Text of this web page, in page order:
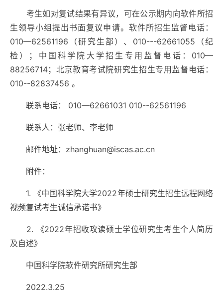
考生如对复试结果有异议，可在公示期内向软件所招
生领导小组提出书面复议申请。软件所招生监督电话：
010—62561196（研究生部）、010---62661055（纪
检）；中国科学院大学招生专用监督电话：010—
88256714；北京教育考试院研究生招生专用监督电话：
010--82837456 。
联系电话： 010—62661031 010--62561196
联系人：张老师、李老师
邮件地址：zhanghuan@iscas.ac.cn
附件：
1.
《中国科学院大学2022年硕士研究生招生远程网络
视频复试考生诚信承诺书》
2.
《2022年招收攻读硕士学位研究生考生个人简历
及自述》
中国科学院软件研究所研究生部
2022.3.25